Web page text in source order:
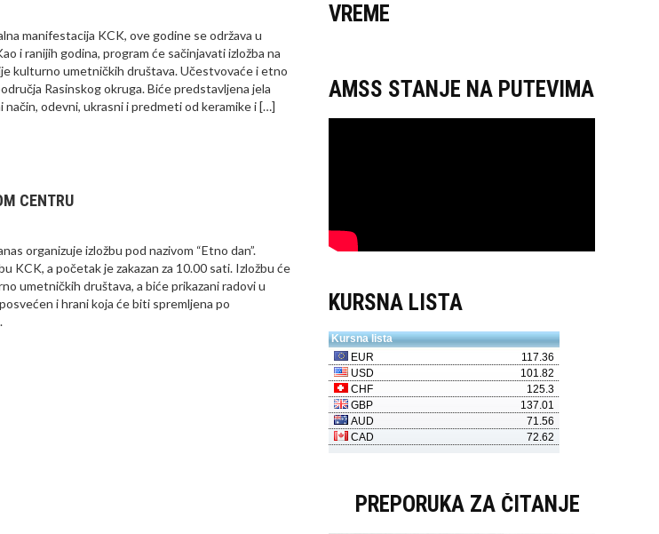
manifestacija KCK, ove godine se održava u
i ranijih godina, program će sačinjavati izložba na
kulturno umetničkih društava. Učestvovaće i etno
Rasinskog okruga. Biće predstavljena jela
odevni, ukrasni i predmeti od keramike i […]
CENTRU
organizuje izložbu pod nazivom “Etno dan”.
KCK, a početak je zakazan za 10.00 sati. Izložbu će
umetničkih društava, a biće prikazani radovi u
i hrani koja će biti spremljena po
VREME
AMSS STANJE NA PUTEVIMA
KURSNA LISTA
PREPORUKA ZA ČITANJE